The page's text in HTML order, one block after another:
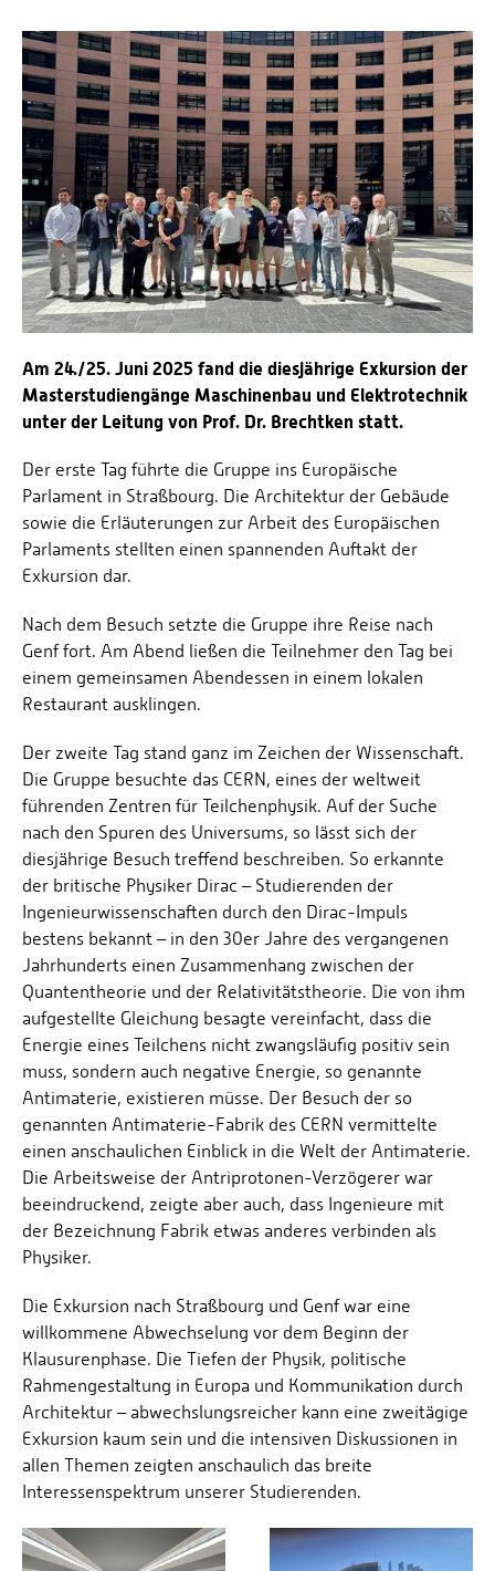
Schwerbehindertenvertretungen
Informationssicherheit
Personalentwicklung
Personensuche
Am 24./25. Juni 2025 fand die diesjährige Exkursion der
Masterstudiengänge Maschinenbau und Elektrotechnik
unter der Leitung von Prof. Dr. Brechtken statt.
Der erste Tag führte die Gruppe ins Europäische
Parlament in Straßbourg. Die Architektur der Gebäude
sowie die Erläuterungen zur Arbeit des Europäischen
Parlaments stellten einen spannenden Auftakt der
Exkursion dar.
Nach dem Besuch setzte die Gruppe ihre Reise nach
Genf fort. Am Abend ließen die Teilnehmer den Tag bei
einem gemeinsamen Abendessen in einem lokalen
Restaurant ausklingen.
Der zweite Tag stand ganz im Zeichen der Wissenschaft.
Die Gruppe besuchte das CERN, eines der weltweit
führenden Zentren für Teilchenphysik. Auf der Suche
nach den Spuren des Universums, so lässt sich der
diesjährige Besuch treffend beschreiben. So erkannte
der britische Physiker Dirac – Studierenden der
Ingenieurwissenschaften durch den Dirac-Impuls
bestens bekannt – in den 30er Jahre des vergangenen
Jahrhunderts einen Zusammenhang zwischen der
Quantentheorie und der Relativitätstheorie. Die von ihm
aufgestellte Gleichung besagte vereinfacht, dass die
Energie eines Teilchens nicht zwangsläufig positiv sein
muss, sondern auch negative Energie, so genannte
Antimaterie, existieren müsse. Der Besuch der so
genannten Antimaterie-Fabrik des CERN vermittelte
einen anschaulichen Einblick in die Welt der Antimaterie.
Die Arbeitsweise der Antriprotonen-Verzögerer war
beeindruckend, zeigte aber auch, dass Ingenieure mit
der Bezeichnung Fabrik etwas anderes verbinden als
Physiker.
Die Exkursion nach Straßbourg und Genf war eine
willkommene Abwechselung vor dem Beginn der
Klausurenphase. Die Tiefen der Physik, politische
Rahmengestaltung in Europa und Kommunikation durch
Architektur – abwechslungsreicher kann eine zweitägige
Exkursion kaum sein und die intensiven Diskussionen in
allen Themen zeigten anschaulich das breite
Interessenspektrum unserer Studierenden.